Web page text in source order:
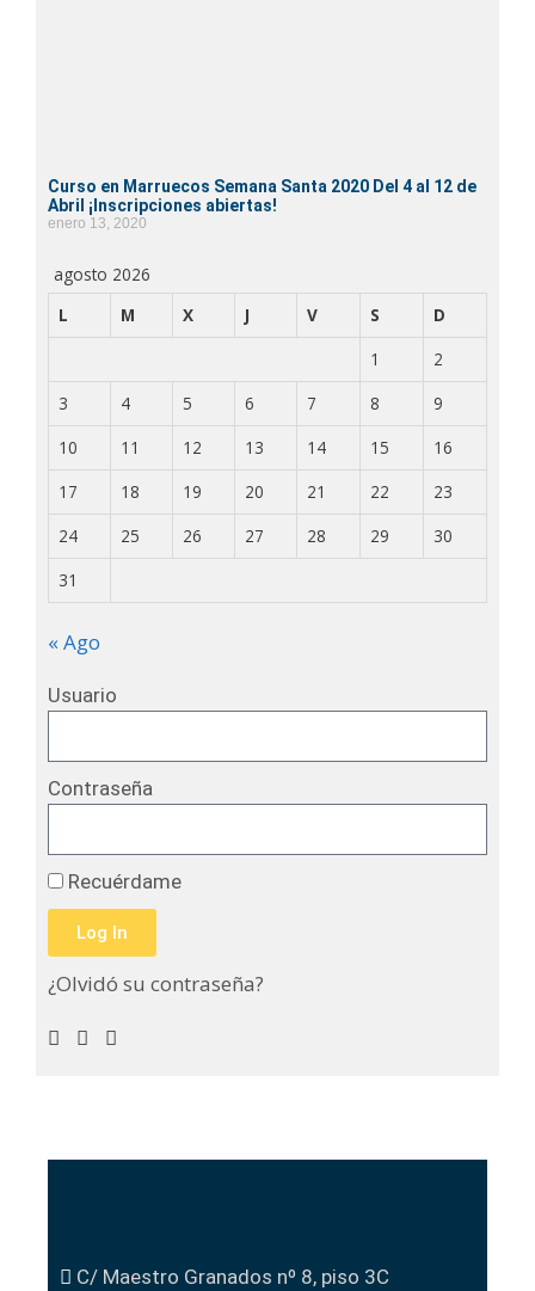
Curso en Marruecos Semana Santa 2020 Del 4 al 12 de
Abril ¡Inscripciones abiertas!
enero 13, 2020
agosto 2026
L
M X J V S
D
1
2
3
4 5 6 7 8
9
10
11 12 13 14 15
16
17
18 19 20 21 22
23
24
25 26 27 28 29
30
31
« Ago
Usuario
Contraseña
Recuérdame
Log In
¿Olvidó su contraseña?
C/ Maestro Granados nº 8, piso 3C